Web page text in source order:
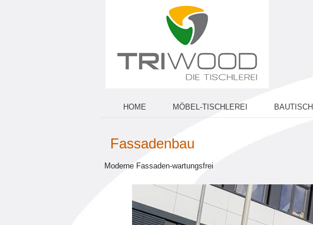
HOME MÖBEL-TISCHLEREI
Fassadenbau
Moderne Fassaden-wartungsfrei